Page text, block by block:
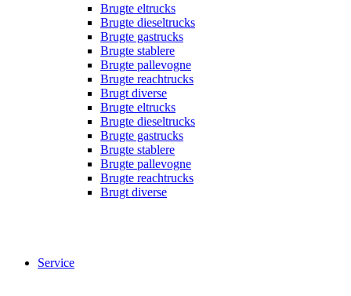
Brugte eltrucks
Brugte dieseltrucks
Brugte gastrucks
Brugte stablere
Brugte pallevogne
Brugte reachtrucks
Brugt diverse
Brugte eltrucks
Brugte dieseltrucks
Brugte gastrucks
Brugte stablere
Brugte pallevogne
Brugte reachtrucks
Brugt diverse
Service